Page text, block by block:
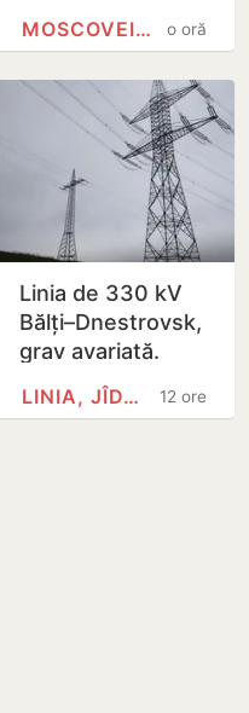
restaurant la
o oră
MOSCOVEI, CAHUL
Linia de 330 kV
Bălți–Dnestrovsk,
grav avariată.
Restabilirea ar
putea dura peste
12 ore
LINIA, JÎDACIV